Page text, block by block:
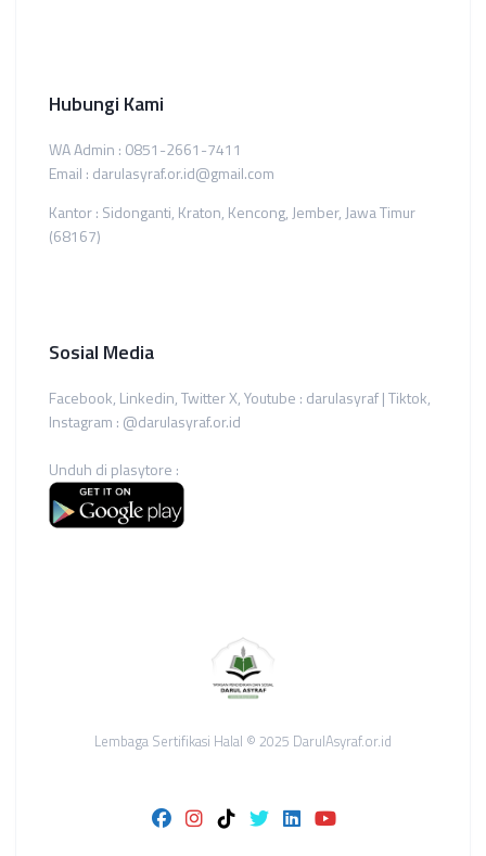
Hubungi Kami
WA Admin : 0851-2661-7411
Email : darulasyraf.or.id@gmail.com
Kantor : Sidonganti, Kraton, Kencong, Jember, Jawa Timur
(68167)
Sosial Media
Facebook, Linkedin, Twitter X, Youtube : darulasyraf | Tiktok,
Instagram : @darulasyraf.or.id
Unduh di plasytore :
Lembaga Sertifikasi Halal © 2025 DarulAsyraf.or.id